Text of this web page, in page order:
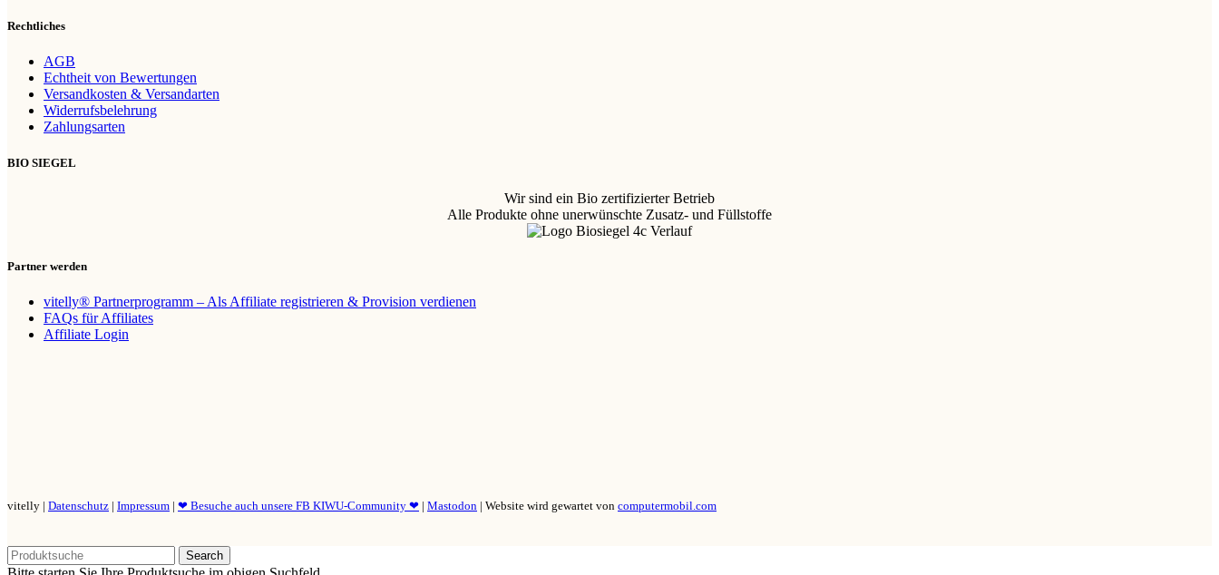
Rechtliches
AGB
Echtheit von Bewertungen
Versandkosten & Versandarten
Widerrufsbelehrung
Zahlungsarten
BIO SIEGEL
Wir sind ein Bio zertifizierter Betrieb
Alle Produkte ohne unerwünschte Zusatz- und Füllstoffe
Partner werden
vitelly® Partnerprogramm – Als Affiliate registrieren & Provision verdienen
FAQs für Affiliates
Affiliate Login
vitelly | Datenschutz | Impressum | ❤ Besuche auch unsere FB KIWU-Community ❤ | Mastodon | Website wird gewartet von computermobil.com
Search